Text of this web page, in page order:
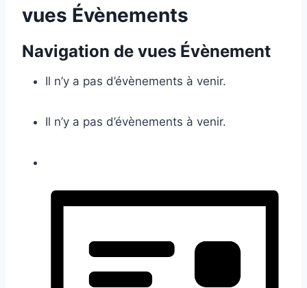
vues Évènements
Navigation de vues Évènement
Il n’y a pas d’évènements à venir.
Il n’y a pas d’évènements à venir.